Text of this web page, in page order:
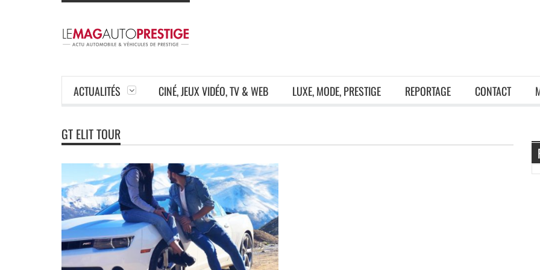
ACTUALITÉS CINÉ, JEUX VIDÉO, TV & WEB LUXE, MODE, PRESTIGE REPORTAGE CONTACT
GT ELIT TOUR